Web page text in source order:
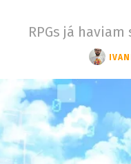
RPGs já